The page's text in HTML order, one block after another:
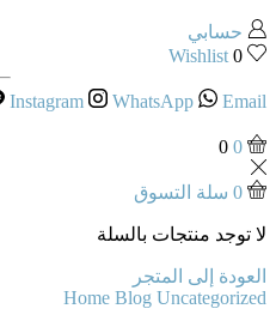
حسابي
Wishlist 0
Instagram WhatsApp Email
0
0
0 سلة التسوق
لا توجد منتجات بالسلة
العودة إلى المتجر
Home Blog Uncategorized